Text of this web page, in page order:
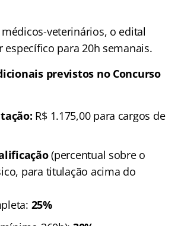
veterinários, o edital
específico para 20h semanais.
previstos no Concurso
R$ 1.175,00 para cargos de
(percentual sobre o
para titulação acima do
25%